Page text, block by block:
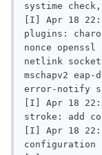
systime
[I] Apr 18
plugins:
nonce
netlink
mschapv2
error-notify
[I] Apr 18
stroke: add
[I] Apr 18
configuration